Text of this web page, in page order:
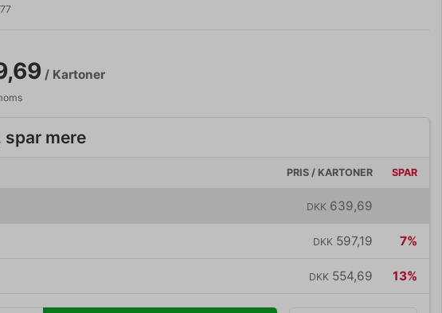
/ Kartoner
mere
PRIS / KARTONER SPAR
DKK 639,69
DKK 597,19 7%
DKK 554,69 13%